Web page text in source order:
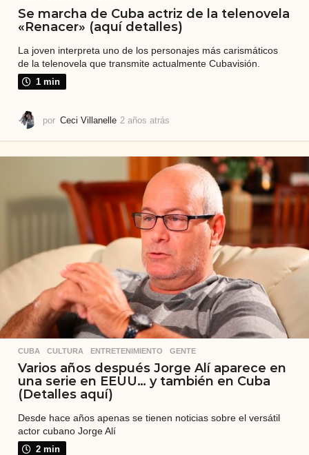
Se marcha de Cuba actriz de la telenovela
«Renacer» (aquí detalles)
La joven interpreta uno de los personajes más carismáticos
de la telenovela que transmite actualmente Cubavisión.
1 min
por Ceci Villanelle 2 años atrás
o
s
r
á
s
CUBA ,CULTURA ,ENTRETENIMIENTO ,GENTE
Varios años después Jorge Alí aparece en
una serie en EEUU… y también en Cuba
(Detalles aquí)
Desde hace años apenas se tienen noticias sobre el versátil
actor cubano Jorge Alí
2 min